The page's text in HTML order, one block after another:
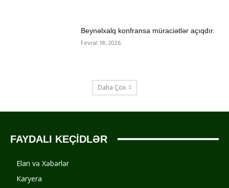
Beynəlxalq konfransa müraciətlər açıqdır.
Fevral 18, 2026
Daha Çox
FAYDALI KEÇİDLƏR
Elan və Xəbərlər
Karyera